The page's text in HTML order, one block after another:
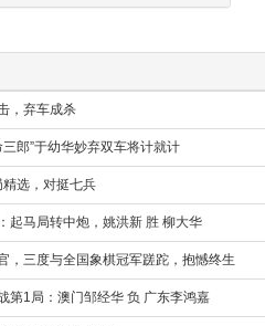
，弃车成杀
郎”于幼华妙弃双车将计就计
选，对挺七兵
起马局转中炮，姚洪新 胜 柳大华
，三度与全国象棋冠军蹉跎，抱憾终生
第1局：澳门邹经华 负 广东李鸿嘉